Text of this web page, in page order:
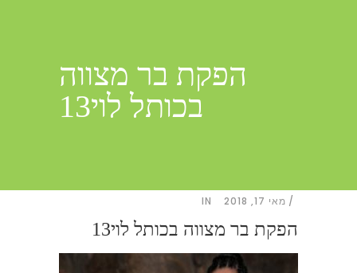
הפקת בר מצווה
בכותל לוי13
מאי 17, 2018 IN
הפקת בר מצווה בכותל לוי13